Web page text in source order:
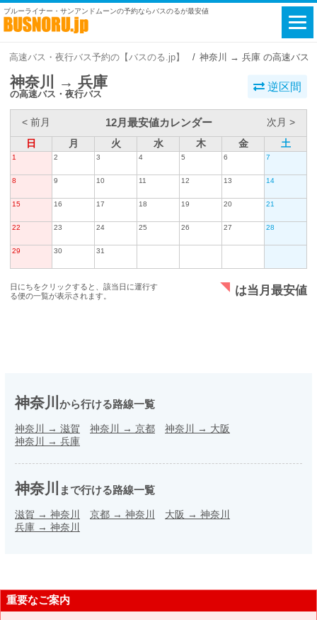
ブルーライナー・サンアンドムーンの予約ならバスのるが最安値
高速バス・夜行バス予約の【バスのる.jp】 神奈川 → 兵庫 の高速バス
神奈川 → 兵庫
の高速バス・夜行バス
逆区間
< 前月 12月最安値カレンダー
次月 >
日
月 火 水 木 金 土
1 2 3 4 5 6 7
8 9 10 11 12 13 14
15 16 17 18 19 20 21
22 23 24 25 26 27 28
29 30 31
日にちをクリックすると、該当日に運行す
る便の一覧が表示されます。
は当月最安値
神奈川 から行ける路線一覧
神奈川 → 滋賀 神奈川 → 京都 神奈川 → 大阪
神奈川 → 兵庫
神奈川 まで行ける路線一覧
滋賀 → 神奈川 京都 → 神奈川 大阪 → 神奈川
兵庫 → 神奈川
重要なご案内